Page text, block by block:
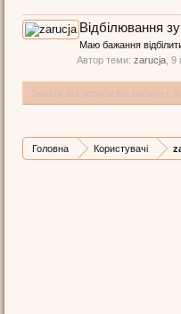
Відбілювання
Маю бажання
Автор теми: zarucja 9
Головна Користувачі